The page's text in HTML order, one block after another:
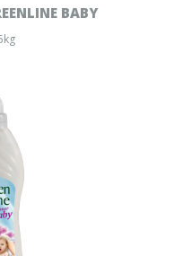
BABY